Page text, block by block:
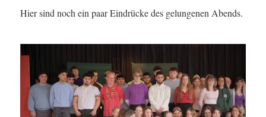
Hier sind noch ein paar Eindrücke des gelungenen Abends.